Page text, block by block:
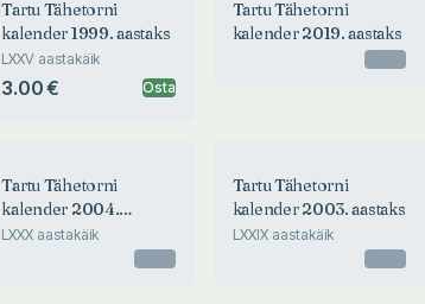
Tartu Tähetorni
kalender 1999. aastaks
LXXV aastakäik
3.00 € Osta
Tartu Tähetorni
kalender 2019. aastaks
Tartu Tähetorni
kalender 2004.
aastaks
LXXX aastakäik
Tartu Tähetorni
kalender 2003. aastaks
LXXIX aastakäik